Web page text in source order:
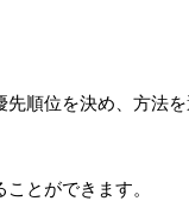
順位を決め、方法
とができます。